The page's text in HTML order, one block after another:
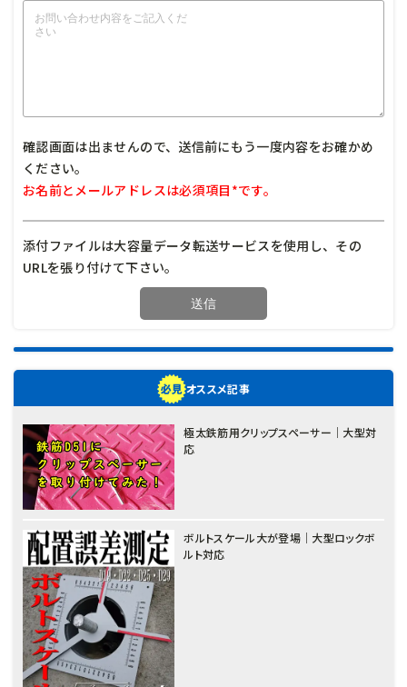
確認画面は出ませんので、送信前にもう一度内容をお確かめ
ください。
お名前とメールアドレスは必須項目*です。
添付ファイルは大容量データ転送サービスを使用し、その
URLを張り付けて下さい。
オススメ記事
極太鉄筋用クリップスペーサー｜大型対
応
ボルトスケール大が登場｜大型ロックボ
ルト対応